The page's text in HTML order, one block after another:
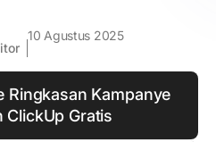
10 Agustus 2025
Ringkasan Kampanye
ClickUp Gratis